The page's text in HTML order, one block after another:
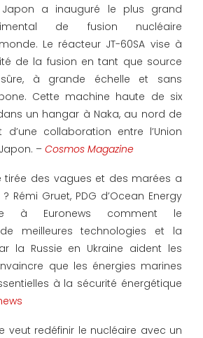
a inauguré le plus grand
de fusion nucléaire
Le réacteur JT-60SA vise à
de la fusion en tant que source
sûre, à grande échelle et sans
Cette machine haute de six
un hangar à Naka, au nord de
collaboration entre l’Union
–Cosmos Magazine
tirée des vagues et des marées a
Rémi Gruet, PDG d’Ocean Energy
à Euronews comment le
meilleures technologies et la
la Russie en Ukraine aident les
que les énergies marines
à la sécurité énergétique
veut redéfinir le nucléaire avec un